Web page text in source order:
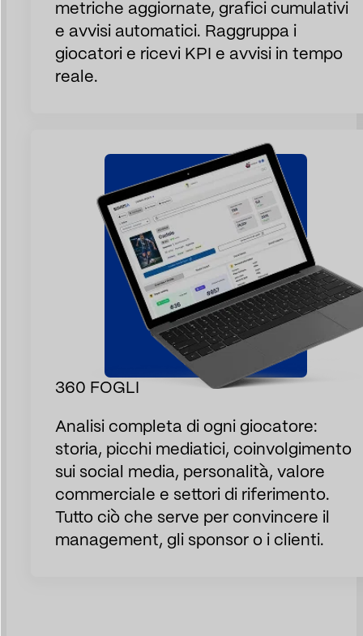
metriche aggiornate, grafici cumulativi
e avvisi automatici. Raggruppa i
giocatori e ricevi KPI e avvisi in tempo
reale.
360 FOGLI
Analisi completa di ogni giocatore:
storia, picchi mediatici, coinvolgimento
sui social media, personalità, valore
commerciale e settori di riferimento.
Tutto ciò che serve per convincere il
management, gli sponsor o i clienti.